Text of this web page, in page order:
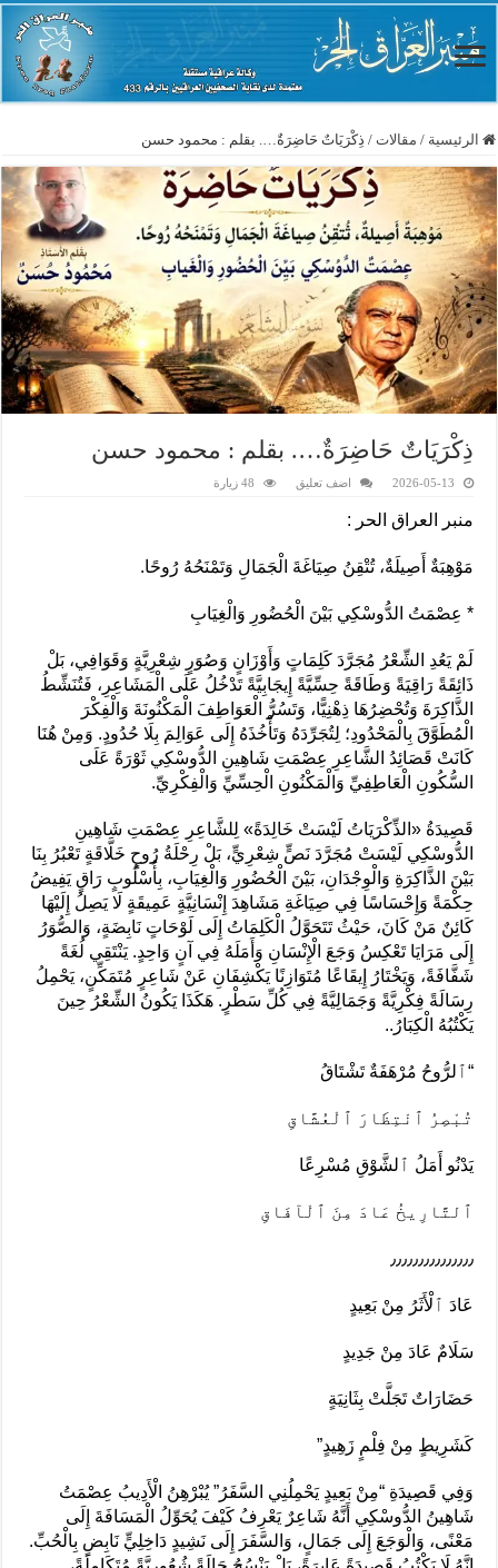
الرئيسية / مقالات / ذِكْرَيَاتٌ حَاضِرَةٌ…. بقلم : محمود حسن
ذِكْرَيَاتٌ حَاضِرَةٌ…. بقلم : محمود حسن
2026-05-13 اضف تعليق 48 زيارة
منبر العراق الحر :
مَوْهِبَةٌ أَصِيلَةٌ، تُتْقِنُ صِيَاغَةَ الْجَمَالِ وَتَمْنَحُهُ رُوحًا.
* عِصْمَتُ الدُّوسْكِي بَيْنَ الْحُضُورِ وَالْغِيَابِ
لَمْ يَعُدِ الشِّعْرُ مُجَرَّدَ كَلِمَاتٍ وَأَوْزَانٍ وَصُوَرٍ شِعْرِيَّةٍ وَقَوَافِي، بَلْ
ذَائِقَةً رَاقِيَةً وَطَاقَةً حِسِّيَّةً إِيجَابِيَّةً تَدْخُلُ عَلَى الْمَشَاعِرِ، فَتُنَشِّطُ
الذَّاكِرَةَ وَتُحْضِرُهَا ذِهْنِيًّا، وَتَسُرُّ الْعَوَاطِفَ الْمَكْنُونَةَ وَالْفِكْرَ
الْمُطَوَّقَ بِالْمَحْدُودِ؛ لِتُجَرِّدَهُ وَتَأْخُذَهُ إِلَى عَوَالِمَ بِلَا حُدُودٍ. وَمِنْ هُنَا
كَانَتْ قَصَائِدُ الشَّاعِرِ عِصْمَتِ شَاهِينِ الدُّوسْكِي ثَوْرَةً عَلَى
السُّكُونِ الْعَاطِفِيِّ وَالْمَكْنُونِ الْحِسِّيِّ وَالْفِكْرِيِّ.
قَصِيدَةُ «الذِّكْرَيَاتُ لَيْسَتْ خَالِدَةً» لِلشَّاعِرِ عِصْمَتِ شَاهِينِ
الدُّوسْكِي لَيْسَتْ مُجَرَّدَ نَصٍّ شِعْرِيٍّ، بَلْ رِحْلَةُ رُوحٍ خَلَّاقَةٍ تَعْبُرُ بِنَا
بَيْنَ الذَّاكِرَةِ وَالْوِجْدَانِ، بَيْنَ الْحُضُورِ وَالْغِيَابِ، بِأُسْلُوبٍ رَاقٍ يَفِيضُ
حِكْمَةً وَإِحْسَاسًا فِي صِيَاغَةِ مَشَاهِدَ إِنْسَانِيَّةٍ عَمِيقَةٍ لَا يَصِلُ إِلَيْهَا
كَائِنٌ مَنْ كَانَ، حَيْثُ تَتَحَوَّلُ الْكَلِمَاتُ إِلَى لَوْحَاتٍ نَابِضَةٍ، وَالصُّوَرُ
إِلَى مَرَايَا تَعْكِسُ وَجَعَ الْإِنْسَانِ وَأَمَلَهُ فِي آنٍ وَاحِدٍ. يَنْتَقِي لُغَةً
شَفَّافَةً، وَيَخْتَارُ إِيقَاعًا مُتَوَازِنًا يَكْشِفَانِ عَنْ شَاعِرٍ مُتَمَكِّنٍ، يَحْمِلُ
رِسَالَةً فِكْرِيَّةً وَجَمَالِيَّةً فِي كُلِّ سَطْرٍ. هَكَذَا يَكُونُ الشِّعْرُ حِينَ
يَكْتُبُهُ الْكِبَارُ..
“ٱلرُّوحُ مُرْهَفَةٌ تَشْتَاقُ
تُبْصِرُ ٱنْتِظَارَ ٱلْعُشَّاقِ
يَدْنُو أَمَلُ ٱلشَّوْقِ مُسْرِعًا
ٱلتَّارِيخُ عَادَ مِنَ ٱلْآفَاقِ
٫٫٫٫٫٫٫٫٫٫٫٫٫٫٫
عَادَ ٱلْأَثَرُ مِنْ بَعِيدٍ
سَلَامٌ عَادَ مِنْ جَدِيدٍ
حَضَارَاتٌ تَجَلَّتْ بِثَانِيَةٍ
كَشَرِيطٍ مِنْ فِلْمٍ زَهِيدٍ”
وَفِي قَصِيدَةِ “مِنْ بَعِيدٍ يَحْمِلُنِي السَّفَرُ” يُبْرْهِنُ الْأَدِيبُ عِصْمَتُ
شَاهِينُ الدُّوسْكِي أَنَّهُ شَاعِرٌ يَعْرِفُ كَيْفَ يُحَوِّلُ الْمَسَافَةَ إِلَى
مَعْنًى، وَالْوَجَعَ إِلَى جَمَالٍ، وَالسَّفَرَ إِلَى نَشِيدٍ دَاخِلِيٍّ نَابِضٍ بِالْحُبِّ.